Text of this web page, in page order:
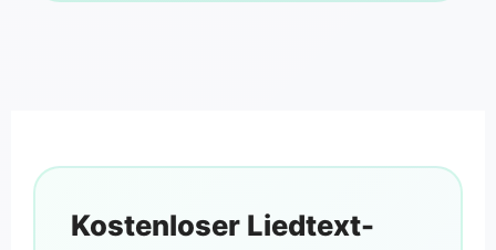
Kostenloser Liedtext-